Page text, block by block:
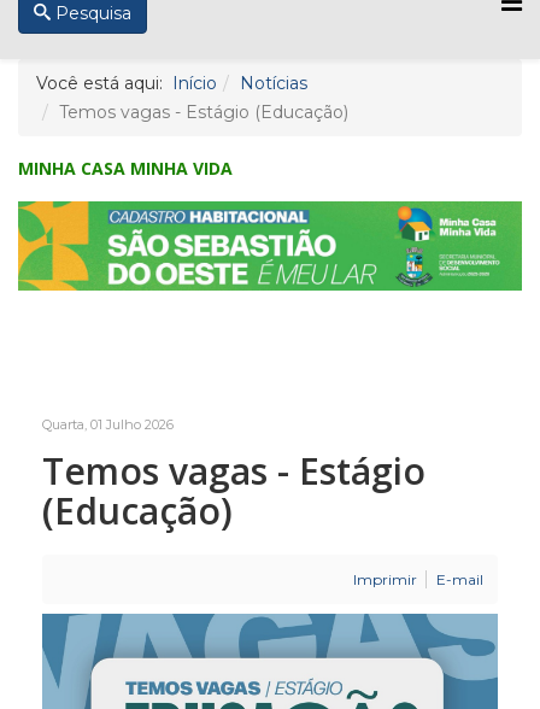
Pesquisa
Você está aqui: Início
Notícias
Temos vagas - Estágio (Educação)
MINHA CASA MINHA VIDA
Quarta, 01 Julho 2026
Temos vagas - Estágio
(Educação)
Imprimir E-mail